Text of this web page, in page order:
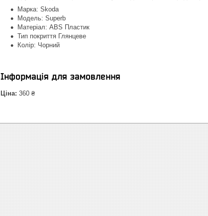
Марка: Skoda
Модель: Superb
Матеріал: ABS Пластик
Тип покриття Глянцеве
Колір: Чорний
Інформація для замовлення
Ціна: 360 ₴